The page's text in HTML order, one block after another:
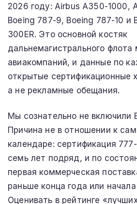
2026 году: Airbus A350-1000,
Boeing 787-9, Boeing 787-10 и
300ER. Это основной костяк
дальнемагистрального флота
авиакомпаний, и данные по
открытые сертификационные
а не рекламные обещания.
Мы сознательно не включили
Причина не в отношении к
календаре: сертификация
семь лет подряд, и по
первая коммерческая
раньше конца года или
Оценивать в рейтинге